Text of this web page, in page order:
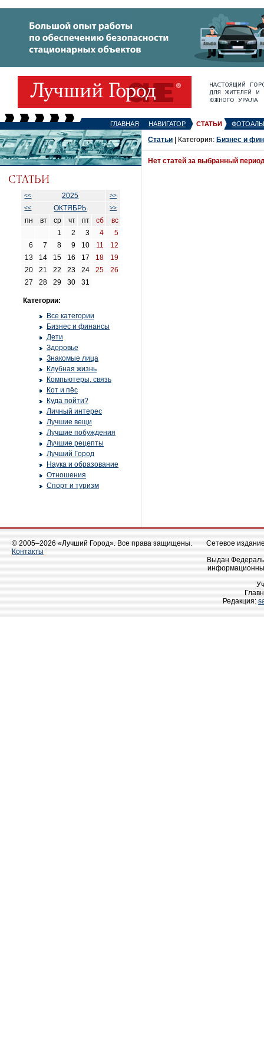
ГЛАВНАЯ НАВИГАТОР СТАТЬИ
<< 2025
>>
<<
ОКТЯБРЬ >>
пн вт ср чт пт сб
вс
1
2 3 4
5
6
7 8 9 10 11
12
13
14 15 16 17 18
19
20
21 22 23 24 25
26
27
28 29 30 31
Категории:
Все категории
Бизнес и финансы
Дети
Здоровье
Знакомые лица
Клубная жизнь
Компьютеры, связь
Кот и пёс
Куда пойти?
Личный интерес
Лучшие вещи
Лучшие побуждения
Лучшие рецепты
Лучший Город
Наука и образование
Отношения
Спорт и туризм
Статьи | Категория: Бизнес и
Нет статей за выбранный
© 2005–2026 «Лучший Город». Все права защищены.
Контакты
Сетевое
Выдан
Редакция: